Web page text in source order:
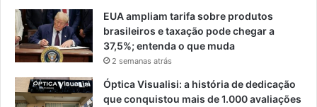
EUA ampliam tarifa sobre produtos
brasileiros e taxação pode chegar a
37,5%; entenda o que muda
2 semanas atrás
Óptica Visualisi: a história de dedicação
que conquistou mais de 1.000 avaliações